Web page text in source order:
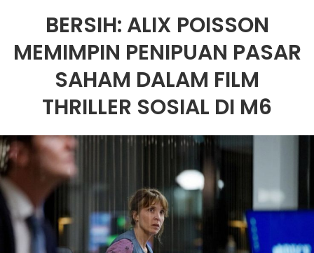
BERSIH: ALIX POISSON
MEMIMPIN PENIPUAN PASAR
SAHAM DALAM FILM
THRILLER SOSIAL DI M6